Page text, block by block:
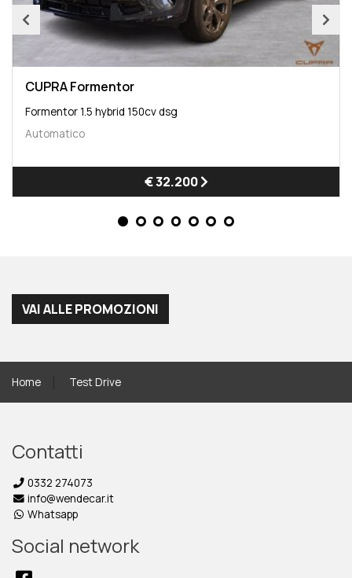
CUPRA Formentor
Formentor 1.5 hybrid 150cv dsg
Automatico
€ 32.200
VAI ALLE PROMOZIONI
Home Test Drive
Contatti
0332 274073
info@wendecar.it
Whatsapp
Social network